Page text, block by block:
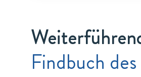
Findbuch